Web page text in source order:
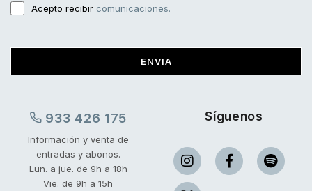
Acepto recibir comunicaciones.
ENVIA
933 426 175
Información y venta de
entradas y abonos.
Lun. a jue. de 9h a 18h
Vie. de 9h a 15h
Síguenos